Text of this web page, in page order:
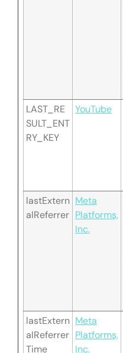
LAST_RE
SULT_ENT
RY_KEY
YouTube
lastExtern
alReferrer
Meta
Platforms,
Inc.
lastExtern
alReferrer
Time
Meta
Platforms,
Inc.